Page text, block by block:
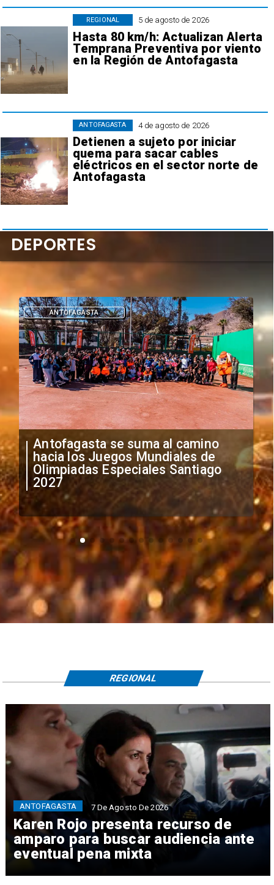
5 de agosto de 2026
Hasta 80 km/h: Actualizan Alerta
Temprana Preventiva por viento
en la Región de Antofagasta
REGIONAL
4 de agosto de 2026
Detienen a sujeto por iniciar
quema para sacar cables
eléctricos en el sector norte de
Antofagasta
ANTOFAGASTA
"Falta de profesionalismo": Sifup
anuncia medidas por situación
irregular de futbolistas
extranjeros
DEPORTES
DEPORTES
Karen Rojo presenta recurso de
amparo para buscar audiencia ante
eventual pena mixta
ANTOFAGASTA 7 De Agosto De 2026
REGIONAL